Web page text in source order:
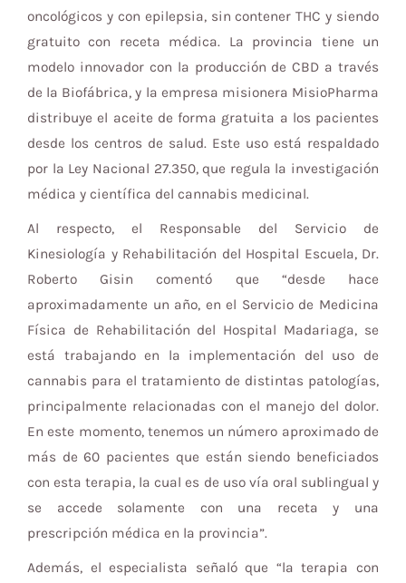
oncológicos y con epilepsia, sin contener THC y siendo
gratuito con receta médica. La provincia tiene un
modelo innovador con la producción de CBD a través
de la Biofábrica, y la empresa misionera MisioPharma
distribuye el aceite de forma gratuita a los pacientes
desde los centros de salud. Este uso está respaldado
por la Ley Nacional 27.350, que regula la investigación
médica y científica del cannabis medicinal.
Al respecto, el Responsable del Servicio de
Kinesiología y Rehabilitación del Hospital Escuela, Dr.
Roberto Gisin comentó que “desde hace
aproximadamente un año, en el Servicio de Medicina
Física de Rehabilitación del Hospital Madariaga, se
está trabajando en la implementación del uso de
cannabis para el tratamiento de distintas patologías,
principalmente relacionadas con el manejo del dolor.
En este momento, tenemos un número aproximado de
más de 60 pacientes que están siendo beneficiados
con esta terapia, la cual es de uso vía oral sublingual y
se accede solamente con una receta y una
prescripción médica en la provincia”.
Además, el especialista señaló que “la terapia con